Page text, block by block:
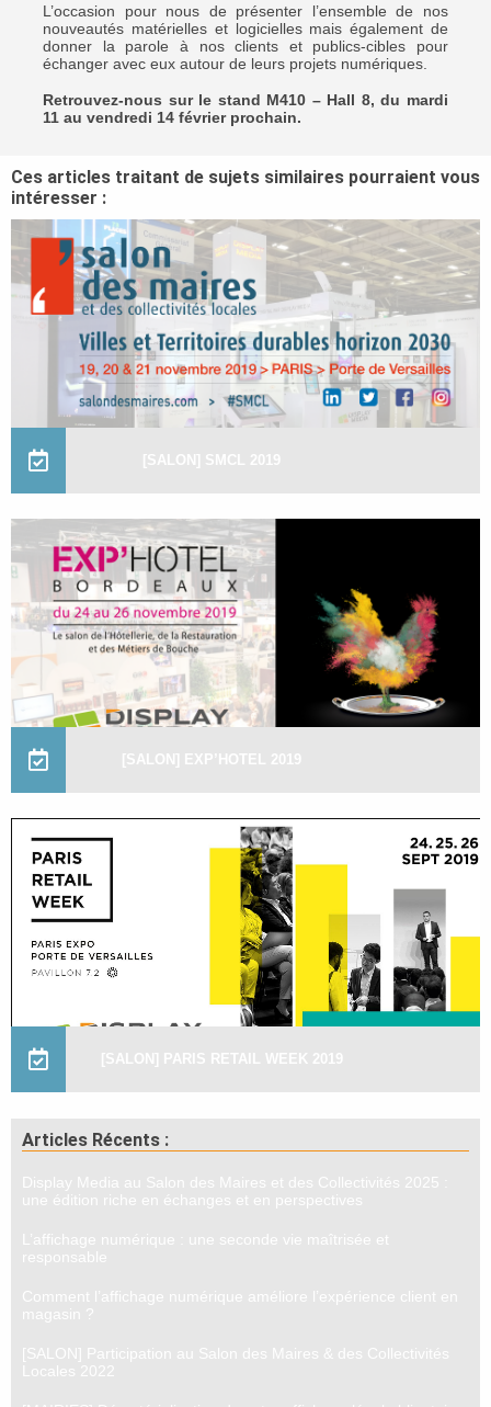
L’occasion pour nous de présenter l’ensemble de nos
nouveautés matérielles et logicielles mais également de
donner la parole à nos clients et publics-cibles pour
échanger avec eux autour de leurs projets numériques.
Retrouvez-nous sur le stand M410 – Hall 8, du mardi
11 au vendredi 14 février prochain.
Ces articles traitant de sujets similaires pourraient vous
intéresser :
[SALON] SMCL 2019
[SALON] EXP’HOTEL 2019
[SALON] PARIS RETAIL WEEK 2019
Articles Récents :
Display Media au Salon des Maires et des Collectivités 2025 :
une édition riche en échanges et en perspectives
L’affichage numérique : une seconde vie maîtrisée et
responsable
Comment l’affichage numérique améliore l’expérience client en
magasin ?
[SALON] Participation au Salon des Maires & des Collectivités
Locales 2022